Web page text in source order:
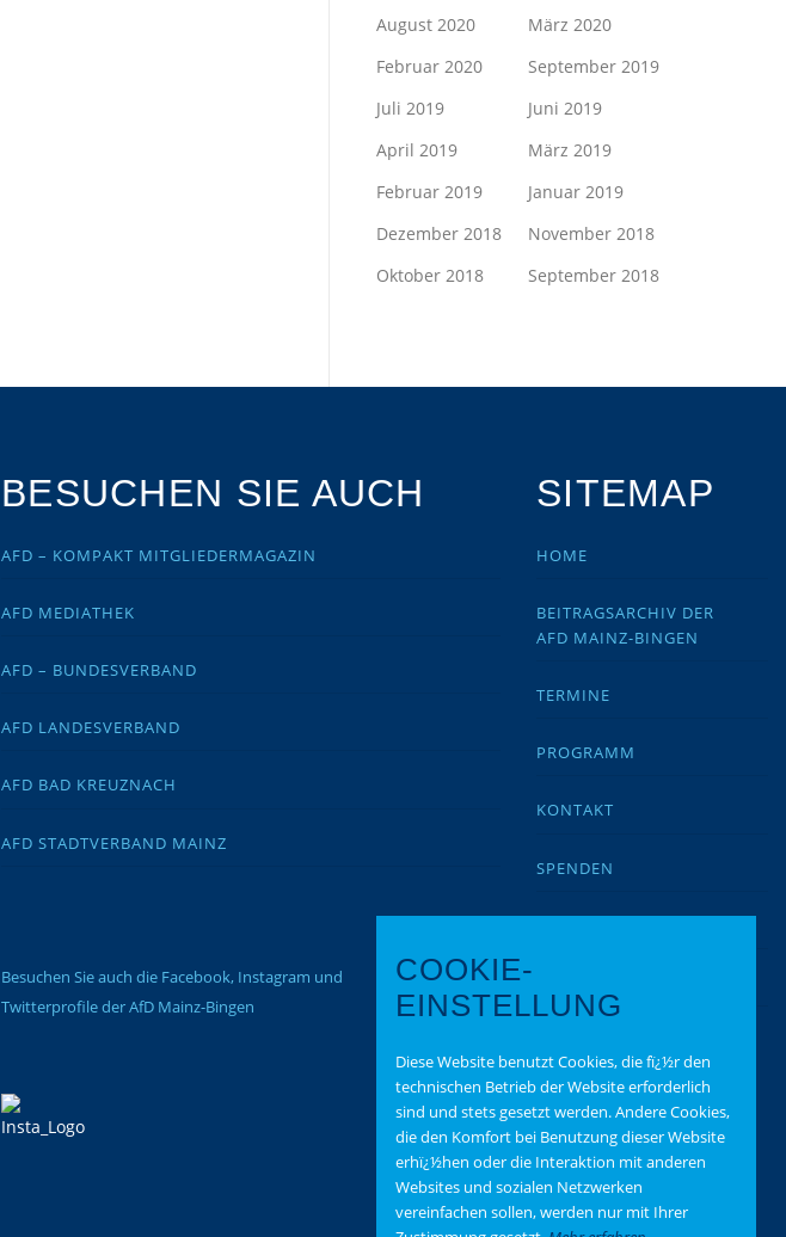
August 2020
März 2020
Februar 2020
September 2019
Juli 2019
Juni 2019
April 2019
März 2019
Februar 2019
Januar 2019
Dezember 2018
November 2018
Oktober 2018
September 2018
BESUCHEN SIE AUCH
AFD – KOMPAKT MITGLIEDERMAGAZIN
AFD MEDIATHEK
AFD – BUNDESVERBAND
AFD LANDESVERBAND
AFD BAD KREUZNACH
AFD STADTVERBAND MAINZ
Besuchen Sie auch die Facebook, Instagram und
Twitterprofile der AfD Mainz-Bingen
SITEMAP
HOME
BEITRAGSARCHIV DER
AFD MAINZ-BINGEN
TERMINE
PROGRAMM
KONTAKT
SPENDEN
COOKIE-
EINSTELLUNG
Diese Website benutzt Cookies, die fï¿½r den
technischen Betrieb der Website erforderlich
sind und stets gesetzt werden. Andere Cookies,
die den Komfort bei Benutzung dieser Website
erhï¿½hen oder die Interaktion mit anderen
Websites und sozialen Netzwerken
vereinfachen sollen, werden nur mit Ihrer